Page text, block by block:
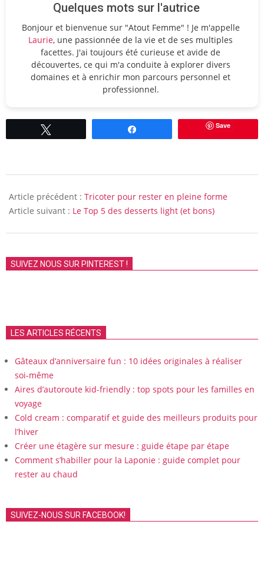
Quelques mots sur l'autrice
Bonjour et bienvenue sur "Atout Femme" ! Je m'appelle
Laurie, une passionnée de la vie et de ses multiples
facettes. J'ai toujours été curieuse et avide de
découvertes, ce qui m'a conduite à explorer divers
domaines et à enrichir mon parcours personnel et
professionnel.
Save
04-
21
Article précédent : Tricoter pour rester en pleine forme
Article suivant : Le Top 5 des desserts light (et bons)
SUIVEZ NOUS SUR PINTEREST !
LES ARTICLES RÉCENTS
Gâteaux d’anniversaire fun : 10 idées originales à réaliser
soi-même
Aires d’autoroute kid-friendly : top spots pour les familles en
voyage
Cold cream : comparatif et guide des meilleurs produits pour
l’hiver
Créer une étagère sur mesure : guide étape par étape
Comment s’habiller pour la Laponie : guide complet pour
rester au chaud
SUIVEZ-NOUS SUR FACEBOOK!